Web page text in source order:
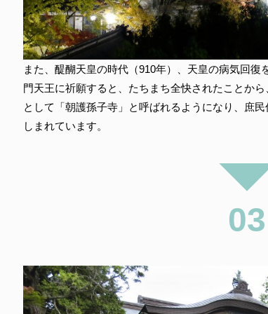
また、醍醐天皇の時代（910年）、天皇の病気回
門天王に祈願すると、たちまち全快されたことか
として「朝護孫子寺」と呼ばれるようになり、庶
しまれています。
03